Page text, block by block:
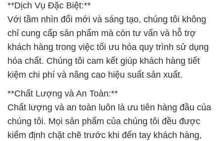
**Dịch Vụ Đặc Biệt:**
Với tầm nhìn đổi mới và sáng tạo, chúng tôi không
chỉ cung cấp sản phẩm mà còn tư vấn và hỗ trợ
khách hàng trong việc tối ưu hóa quy trình sử dụng
hóa chất. Chúng tôi cam kết giúp khách hàng tiết
kiệm chi phí và nâng cao hiệu suất sản xuất.
**Chất Lượng và An Toàn:**
Chất lượng và an toàn luôn là ưu tiên hàng đầu của
chúng tôi. Mọi sản phẩm của chúng tôi đều được
kiểm định chặt chẽ trước khi đến tay khách hàng,